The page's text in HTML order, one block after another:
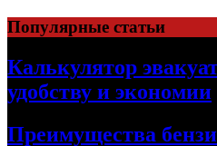
Skip
to
content
Популярные статьи
Калькулятор
удобству и экономии
Преимущества